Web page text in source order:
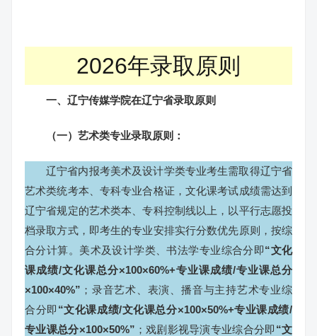
2026年录取原则
一、辽宁传媒学院在辽宁省录取原则
（一）艺术类专业录取原则：
辽宁省内报考美术及设计学类专业考生需取得辽宁省
艺术类统考本、专科专业合格证，文化课考试成绩需达到
辽宁省规定的艺术类本、专科控制线以上，以平行志愿投
档录取方式，即考生的专业安排实行分数优先原则，按综
合分计算。美术及设计学类、书法学专业综合分即“文化
课成绩/文化课总分×100×60%+专业课成绩/专业课总分
×100×40%” ；录音艺术、表演、播音与主持艺术专业综
合分即 “文化课成绩/文化课总分×100×50%+专业课成绩/
专业课总分×100×50%” ；戏剧影视导演专业综合分即 “文